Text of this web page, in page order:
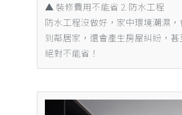
▲ 裝修費用不能省 2. 防水工程
防水工程沒做好，家中環境潮濕
到鄰居家，還會產生房屋糾紛，
絕對不能省！